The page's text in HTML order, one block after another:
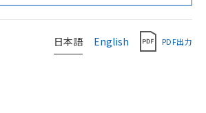
日本語 English PDF出力